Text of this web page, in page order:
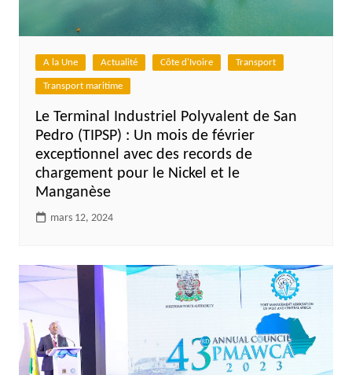
A la Une Actualité Côte d'Ivoire Transport
Transport maritime
Le Terminal Industriel Polyvalent de San
Pedro (TIPSP) : Un mois de février
exceptionnel avec des records de
chargement pour le Nickel et le
Manganèse
mars 12, 2024